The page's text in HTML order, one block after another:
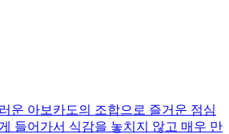
운 아보카도의 조합으로 즐거운 점심
들어가서 식감을 놓치지 않고 매우 만